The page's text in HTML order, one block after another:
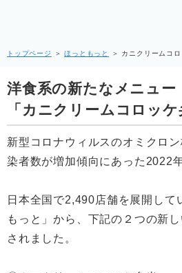
トップページ ＞ほっともっと ＞ カニクリームコロ
洋食系の新たなメニュ
「カニクリームコロッ
新型コロナウィルスのオミクロ
染者数が増加傾向にあった2022
日本全国で2,490店舗を展開して
もっと」から、下記の２つの新
されました。